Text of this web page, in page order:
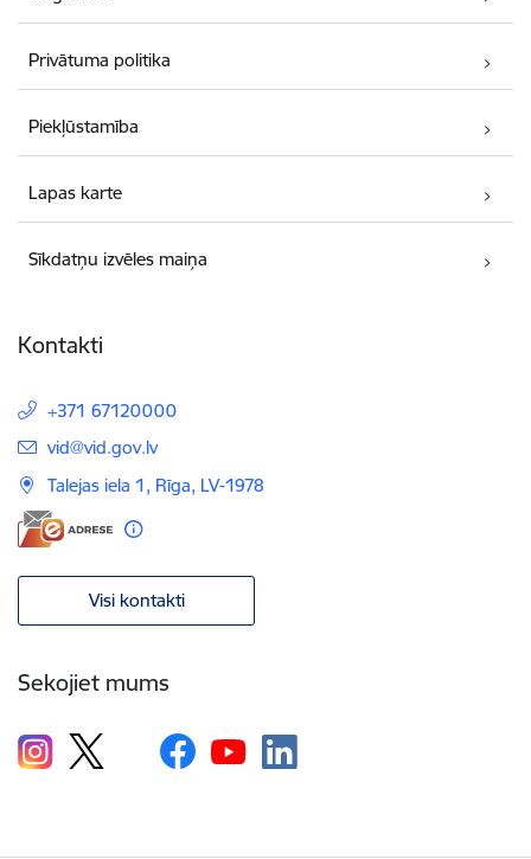
Privātuma politika
Piekļūstamība
Lapas karte
Sīkdatņu izvēles maiņa
Kontakti
+371 67120000
E-pasts:
vid@vid.gov.lv
Talejas iela 1, Rīga, LV-1978
Visi kontakti
Sekojiet mums